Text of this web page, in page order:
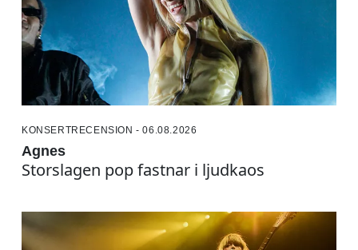
KONSERTRECENSION - 06.08.2026
Agnes
Storslagen pop fastnar i ljudkaos